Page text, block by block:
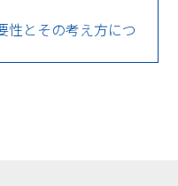
性とその考え方につ